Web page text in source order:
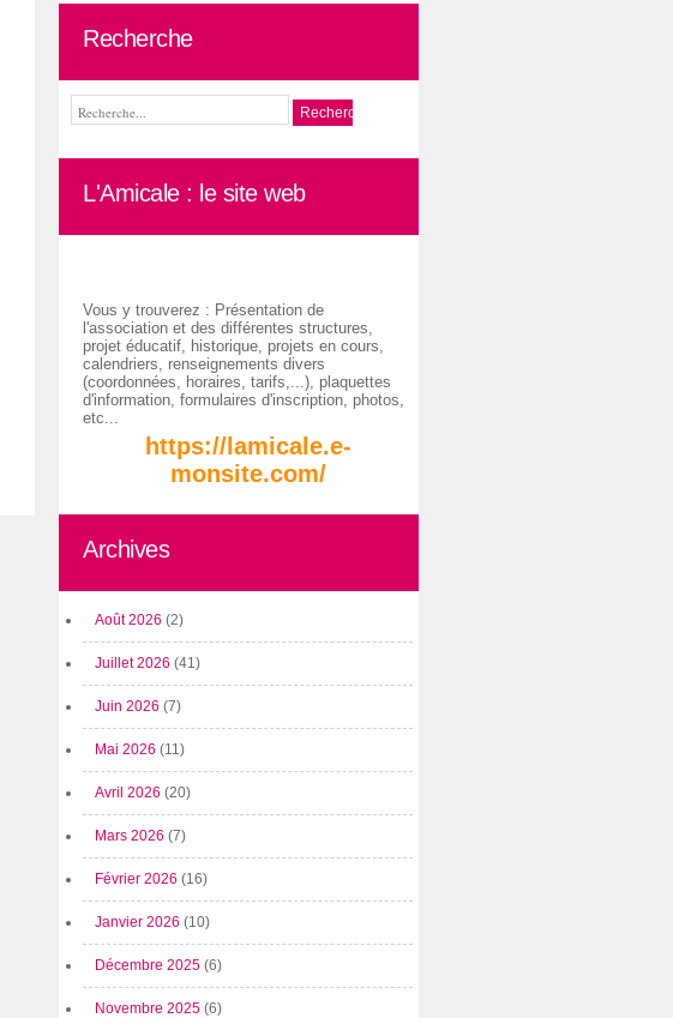
Recherche
L'Amicale : le site web
Vous y trouverez : Présentation de
l'association et des différentes structures,
projet éducatif, historique, projets en cours,
calendriers, renseignements divers
(coordonnées, horaires, tarifs,...), plaquettes
d'information, formulaires d'inscription, photos,
etc...
https://lamicale.e-
monsite.com/
Archives
Août 2026 (2)
Juillet 2026 (41)
Juin 2026 (7)
Mai 2026 (11)
Avril 2026 (20)
Mars 2026 (7)
Février 2026 (16)
Janvier 2026 (10)
Décembre 2025 (6)
Novembre 2025 (6)